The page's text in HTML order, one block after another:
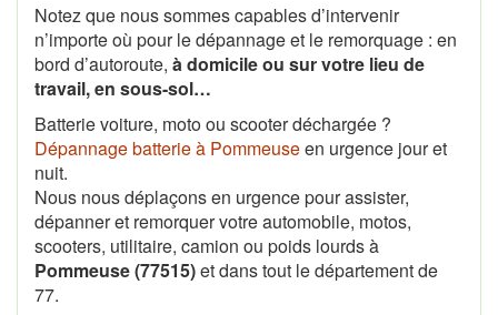
Notez que nous sommes capables d’intervenir
n’importe où pour le dépannage et le remorquage : en
bord d’autoroute, à domicile ou sur votre lieu de
travail, en sous-sol…
Batterie voiture, moto ou scooter déchargée ?
Dépannage batterie à Pommeuseen urgence jour et
nuit.
Nous nous déplaçons en urgence pour assister,
dépanner et remorquer votre automobile, motos,
scooters, utilitaire, camion ou poids lourds à
Pommeuse (77515)et dans tout le département de
77.